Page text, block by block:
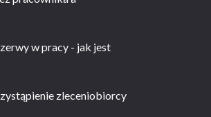
w pracy - jak jest
zleceniobiorcy